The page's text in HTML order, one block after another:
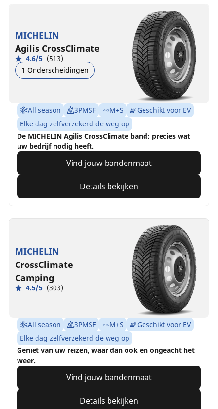
MICHELIN
Agilis CrossClimate
4.6/5 (513)
1 Onderscheidingen
All season 3PMSF M+S
Geschikt voor EV
Elke dag zelfverzekerd de weg op
De MICHELIN Agilis CrossClimate band: precies wat
uw bedrijf nodig heeft.
Vind jouw bandenmaat
Details bekijken
MICHELIN
CrossClimate
Camping
4.5/5 (303)
All season 3PMSF M+S
Geschikt voor EV
Elke dag zelfverzekerd de weg op
Geniet van uw reizen, waar dan ook en ongeacht het
weer.
Vind jouw bandenmaat
Details bekijken